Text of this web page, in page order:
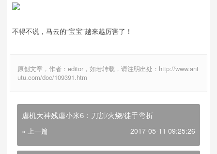
不得不说，马云的“宝宝”越来越厉害了！
原创文章，作者：editor，如若转载，请注明出处：http://www.ant
utu.com/doc/109391.htm
虐机大神残虐小米6：刀割/火烧/徒手弯折
« 上一篇 2017-05-11 09:25:26